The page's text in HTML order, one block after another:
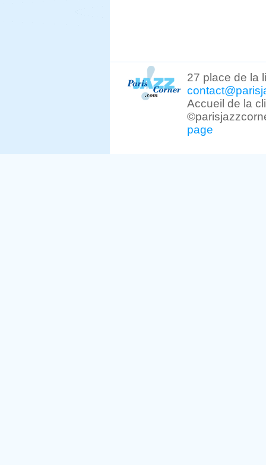
27 place de la
Accueil de la
page